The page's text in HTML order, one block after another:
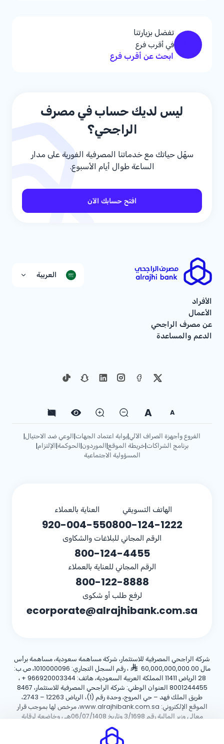
تفضل بزيارتنا
في أقرب فرع
ابحث عن أقرب فرع
ليس لديك حساب في مصرف
الراجحي؟
سهّل حياتك مع خدماتنا المصرفية الفورية على مدار
الساعة طوال أيام الأسبوع.
افتح حسابك الآن
العربية
الأفراد
الأعمال
عن مصرف الراجحي
الدعم والمساعدة
A
A
الفروع وأجهزة الصراف الآلي|بوابة اعتماد الجهات|الوعي ضد الاحتيال|
برنامج الشراكات|خريطة الموقع|الموردون|الحوكمة|الإلتزام|
المسؤولية الاجتماعية
الهاتف التسويقي
800-124-1222
العناية بالعملاء
920-004-550
الرقم المجاني للبلاغات والشكاوى
800-124-4455
الرقم المجاني للعناية بالعملاء
800-122-8888
لرفع طلب أو شكوى
ecorporate@alrajhibank.com.sa
شركة الراجحي المصرفية للاستثمار، شركة مساهمة سعودية، مساهمة برأس
مال 60,000,000,000.00
، رقم السجل التجاري: 1010000096، ص.ب:
28 الرياض 11411 المملكة العربية السعودية، هاتف:
+ 966920003344 ،
8001244455 العنوان الوطني: شركة الراجحي المصرفية للاستثمار، 8467
طريق الملك فهد – حي المروج، وحدة رقم (1)، الرياض 12263 – 2743،
الموقع الإلكتروني: www.alrajhibank.com.sa، مرخص لها بموجب قرار
معالي وزير المالية رقم 3/1698 وتاريخ 06/07/1408هـ ، وخاضعة لرقابة
وإشراف البنك المركزي السعودي.